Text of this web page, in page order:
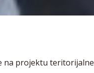
na projektu teritorijalne